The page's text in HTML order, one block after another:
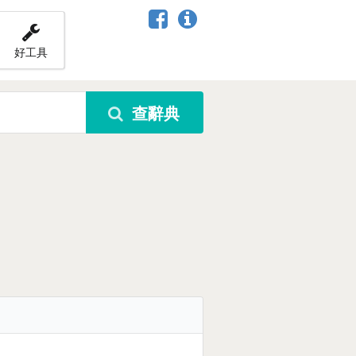
好工具
查辭典